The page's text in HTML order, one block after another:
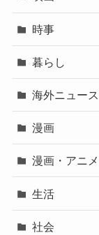
時事
暮らし
海外ニュース
漫画
漫画・アニメ
生活
社会